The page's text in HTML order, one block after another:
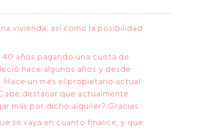
vivienda, así como la posibilidad
años pagando una cuota de
hace algunos años y desde
un mes el propietario actual
destacar que actualmente
más por dicho alquiler? Gracias.
se vaya en cuanto finalice, y que